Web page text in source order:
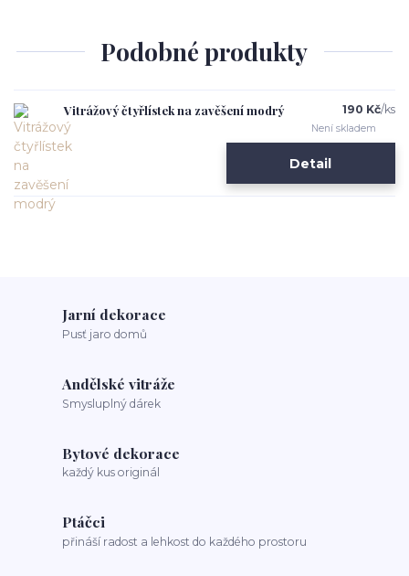
Podobné produkty
Vitrážový čtyřlístek na zavěšení modrý 190 Kč/ks
Není skladem
Detail
Jarní dekorace
Pusť jaro domů
Andělské vitráže
Smysluplný dárek
Bytové dekorace
každý kus originál
Ptáčci
přináší radost a lehkost do každého prostoru